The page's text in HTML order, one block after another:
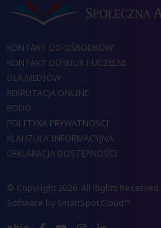
KONTAKT DO OŚRODKÓW
KONTAKT DO BIUR I UCZELNI
DLA MEDIÓW
REKRUTACJA ONLINE
RODO
POLITYKA PRYWATNOŚCI
KLAUZULA INFORMACYJNA
DEKLARACJA DOSTĘPNOŚCI
© Copyright 2026. All Rights Reserved.
Software by SmartSpot.Cloud™